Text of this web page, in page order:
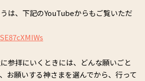
は、下記のYouTubeからもご覧いただ
参拝にいくときには、どんな願いごと
お願いする神さまを選んでから、行って